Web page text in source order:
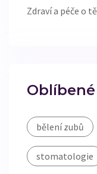
Zdraví a péče o
bělení zubů
stomatologie